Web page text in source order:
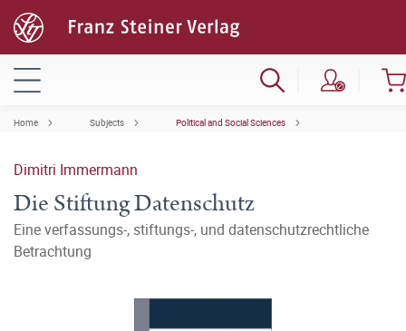
Home Subjects Political and Social Sciences
Dimitri Immermann
Die Stiftung Datenschutz
Eine verfassungs-, stiftungs-, und datenschutzrechtliche
Betrachtung